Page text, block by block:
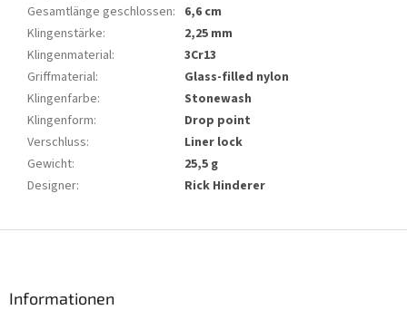
Gesamtlänge geschlossen: 6,6 cm
Klingenstärke:
2,25 mm
Klingenmaterial:
3Cr13
Griffmaterial:
Glass-filled nylon
Klingenfarbe:
Stonewash
Klingenform:
Drop point
Verschluss:
Liner lock
Gewicht:
25,5 g
Designer: Rick Hinderer
Informationen